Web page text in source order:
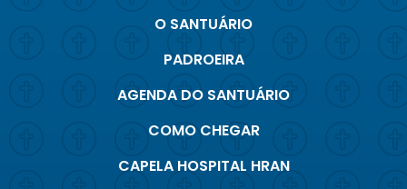
O SANTUÁRIO
PADROEIRA
AGENDA DO SANTUÁRIO
COMO CHEGAR
CAPELA HOSPITAL HRAN